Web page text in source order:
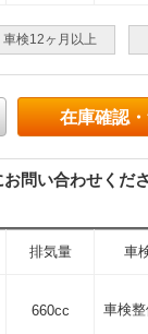
車検12ヶ月以上
在庫確認
問い合わせくだ
排気量 車
660cc 車検